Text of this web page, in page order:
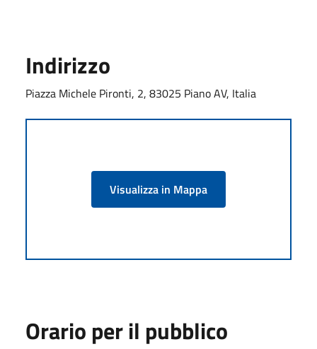
Indirizzo
Piazza Michele Pironti, 2, 83025 Piano AV, Italia
Visualizza in Mappa
Orario per il pubblico